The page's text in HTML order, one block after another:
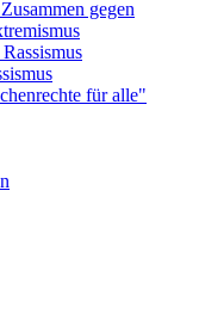
gegen
für alle"